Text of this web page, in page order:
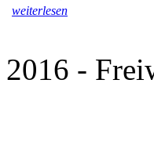
weiterlesen
2016 -